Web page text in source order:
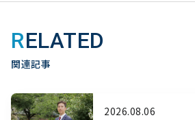
RELATED
関連記事
2026.08.06